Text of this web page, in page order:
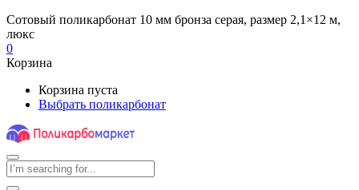
Сотовый поликарбонат 10 мм бронза серая, размер 2,1×12 м,
люкс
0
Корзина
Корзина пуста
Выбрать поликарбонат